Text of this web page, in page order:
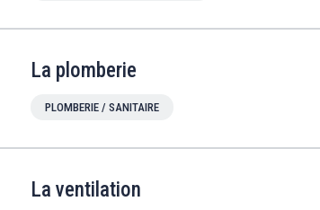
La plomberie
PLOMBERIE / SANITAIRE
La ventilation